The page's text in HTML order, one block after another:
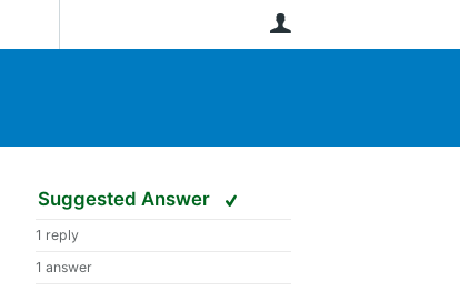
Suggested Answer
1 reply
1 answer